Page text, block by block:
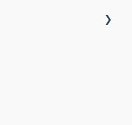
Reservas y de la